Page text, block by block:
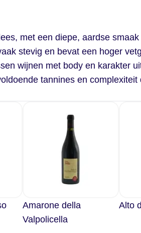
met een diepe, aardse
stevig en bevat een hoger
wijnen met body en karakter
tannines en
Amarone della
Valpolicella
Alto